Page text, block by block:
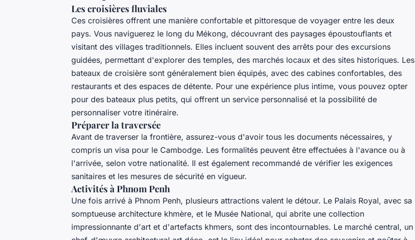
Les croisières fluviales
Ces croisières offrent une manière confortable et pittoresque de voyager entre les deux
pays. Vous naviguerez le long du Mékong, découvrant des paysages époustouflants et
visitant des villages traditionnels. Elles incluent souvent des arrêts pour des excursions
guidées, permettant d'explorer des temples, des marchés locaux et des sites historiques. Les
bateaux de croisière sont généralement bien équipés, avec des cabines confortables, des
restaurants et des espaces de détente. Pour une expérience plus intime, vous pouvez opter
pour des bateaux plus petits, qui offrent un service personnalisé et la possibilité de
personnaliser votre itinéraire.
Préparer la traversée
Avant de traverser la frontière, assurez-vous d'avoir tous les documents nécessaires, y
compris un visa pour le Cambodge. Les formalités peuvent être effectuées à l'avance ou à
l'arrivée, selon votre nationalité. Il est également recommandé de vérifier les exigences
sanitaires et les mesures de sécurité en vigueur.
Activités à Phnom Penh
Une fois arrivé à Phnom Penh, plusieurs attractions valent le détour. Le Palais Royal, avec sa
somptueuse architecture khmère, et le Musée National, qui abrite une collection
impressionnante d'art et d'artefacts khmers, sont des incontournables. Le marché central, un